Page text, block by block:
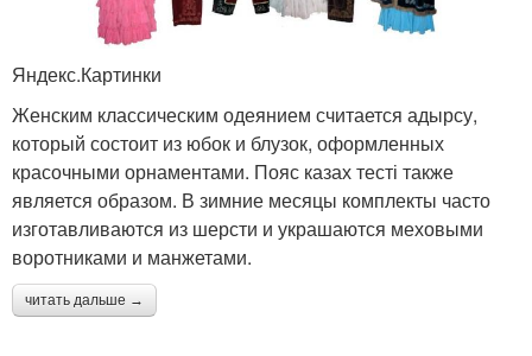
Яндекс.Картинки
Женским классическим одеянием считается адырсу,
который состоит из юбок и блузок, оформленных
красочными орнаментами. Пояс казах тесті также
является образом. В зимние месяцы комплекты часто
изготавливаются из шерсти и украшаются меховыми
воротниками и манжетами.
читать дальше →